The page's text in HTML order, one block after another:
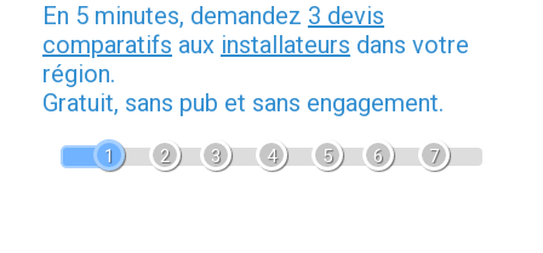
En 5 minutes, demandez 3 devis
comparatifs aux installateurs dans votre
région.
Gratuit, sans pub et sans engagement.
1 2 3 4 5 6 7